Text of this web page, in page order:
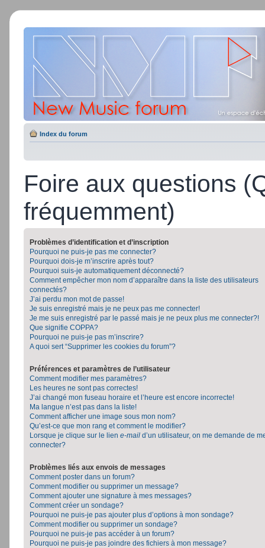
Index du forum
Foire aux questions
fréquemment)
Problèmes d’identification et d’inscription
Pourquoi ne puis-je pas me connecter?
Pourquoi dois-je m’inscrire après tout?
Pourquoi suis-je automatiquement déconnecté?
Comment empêcher mon nom d’apparaître dans la liste des utilisateurs
connectés?
J’ai perdu mon mot de passe!
Je suis enregistré mais je ne peux pas me connecter!
Je me suis enregistré par le passé mais je ne peux plus me connecter?!
Que signifie COPPA?
Pourquoi ne puis-je pas m’inscrire?
A quoi sert “Supprimer les cookies du forum”?
Préférences et paramètres de l’utilisateur
Comment modifier mes paramètres?
Les heures ne sont pas correctes!
J’ai changé mon fuseau horaire et l’heure est encore incorrecte!
Ma langue n’est pas dans la liste!
Comment afficher une image sous mon nom?
Qu’est-ce que mon rang et comment le modifier?
Lorsque je clique sur le lien e-mail d’un utilisateur, on me demande de
connecter?
Problèmes liés aux envois de messages
Comment poster dans un forum?
Comment modifier ou supprimer un message?
Comment ajouter une signature à mes messages?
Comment créer un sondage?
Pourquoi ne puis-je pas ajouter plus d’options à mon sondage?
Comment modifier ou supprimer un sondage?
Pourquoi ne puis-je pas accéder à un forum?
Pourquoi ne puis-je pas joindre des fichiers à mon message?